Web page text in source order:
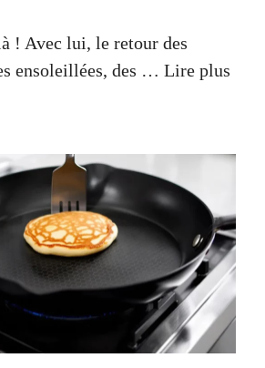
! Avec lui, le retour des
ensoleillées, des … Lire plus